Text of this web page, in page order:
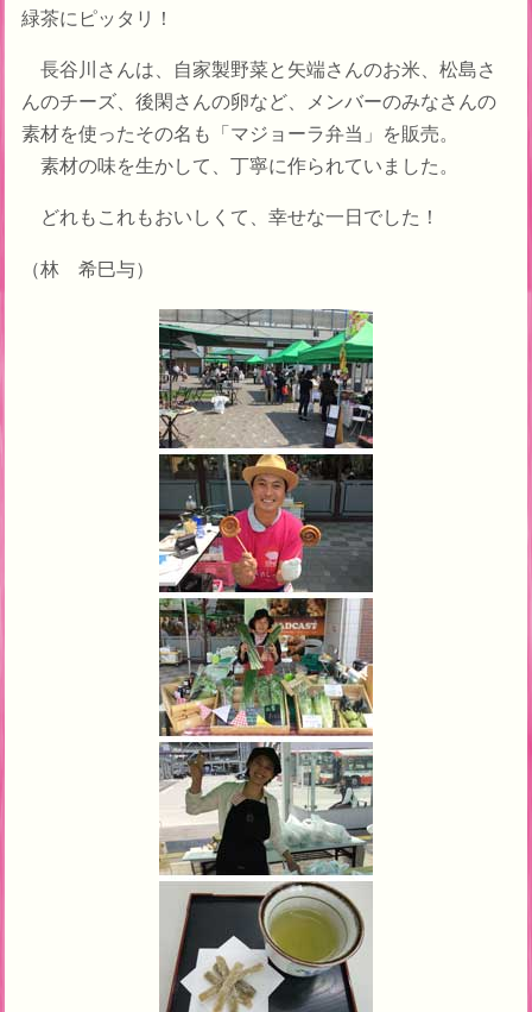
緑茶にピッタリ！
長谷川さんは、自家製野菜と矢端さんのお米、松島さ
んのチーズ、後閑さんの卵など、メンバーのみなさんの
素材を使ったその名も「マジョーラ弁当」を販売。
素材の味を生かして、丁寧に作られていました。
どれもこれもおいしくて、幸せな一日でした！
（林 希巳与）